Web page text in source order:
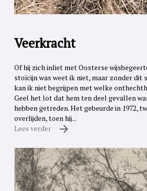
Veerkracht
Of hij zich inliet met Oosterse
stoïcijn was weet ik niet, maar zonder dit
kan ik niet begrijpen met welke
Geel het lot dat hem ten deel gevallen
hebben getreden. Het gebeurde in 1972,
overlijden, toen hij...
Lees verder